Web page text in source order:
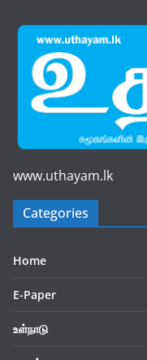
www.uthayam.lk
Categories
Home
E-Paper
உள்நாடு